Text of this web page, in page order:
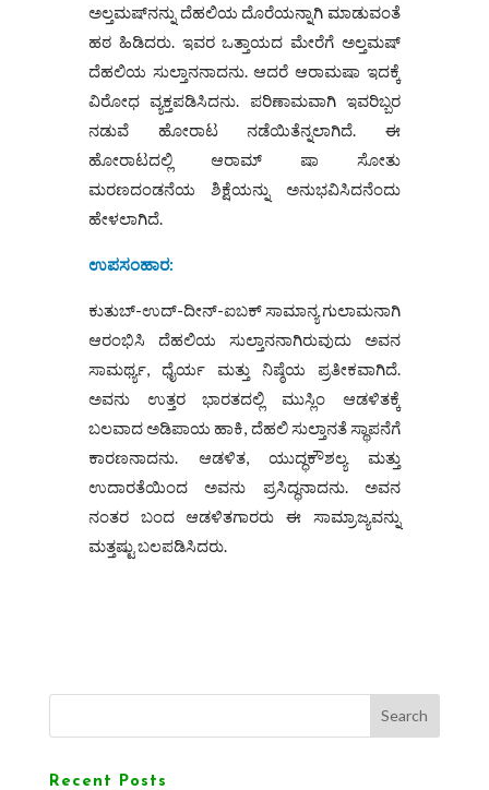
ಅಲ್ತಮಷ್‌ನನ್ನು ದೆಹಲಿಯ ದೊರೆಯನ್ನಾಗಿ ಮಾಡುವಂತೆ
ಹಠ ಹಿಡಿದರು. ಇವರ ಒತ್ತಾಯದ ಮೇರೆಗೆ ಅಲ್ತಮಷ್
ದೆಹಲಿಯ ಸುಲ್ತಾನನಾದನು. ಆದರೆ ಆರಾಮಷಾ ಇದಕ್ಕೆ
ವಿರೋಧ ವ್ಯಕ್ತಪಡಿಸಿದನು. ಪರಿಣಾಮವಾಗಿ ಇವರಿಬ್ಬರ
ನಡುವೆ ಹೋರಾಟ ನಡೆಯಿತೆನ್ನಲಾಗಿದೆ. ಈ
ಹೋರಾಟದಲ್ಲಿ ಆರಾಮ್‌ ಷಾ ಸೋತು
ಮರಣದಂಡನೆಯ ಶಿಕ್ಷೆಯನ್ನು ಅನುಭವಿಸಿದನೆಂದು
ಹೇಳಲಾಗಿದೆ.
ಉಪಸಂಹಾರ:
ಕುತುಬ್-ಉದ್-ದೀನ್-ಐಬಕ್ಸಾಮಾನ್ಯ ಗುಲಾಮನಾಗಿ
ಆರಂಭಿಸಿ ದೆಹಲಿಯ ಸುಲ್ತಾನನಾಗಿರುವುದು ಅವನ
ಸಾಮರ್ಥ್ಯ, ಧೈರ್ಯ ಮತ್ತು ನಿಷ್ಠೆಯ ಪ್ರತೀಕವಾಗಿದೆ.
ಅವನು ಉತ್ತರ ಭಾರತದಲ್ಲಿ ಮುಸ್ಲಿಂ ಆಡಳಿತಕ್ಕೆ
ಬಲವಾದ ಅಡಿಪಾಯ ಹಾಕಿ, ದೆಹಲಿ ಸುಲ್ತಾನತೆಸ್ಥಾಪನೆಗೆ
ಕಾರಣನಾದನು. ಆಡಳಿತ, ಯುದ್ಧಕೌಶಲ್ಯ ಮತ್ತು
ಉದಾರತೆಯಿಂದ ಅವನು ಪ್ರಸಿದ್ಧನಾದನು. ಅವನ
ನಂತರ ಬಂದ ಆಡಳಿತಗಾರರು ಈ ಸಾಮ್ರಾಜ್ಯವನ್ನು
ಮತ್ತಷ್ಟು ಬಲಪಡಿಸಿದರು.
Search
Recent Posts